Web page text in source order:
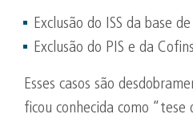
Exclusão do ISS da base
Exclusão do PIS e da
Esses casos são
ficou conhecida como